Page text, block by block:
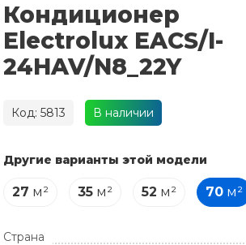
Кондиционер
Electrolux EACS/I-
24HAV/N8_22Y
Код: 5813 В наличии
Другие варианты этой модели
27 м² 35м² 52 м² 70м²
Страна